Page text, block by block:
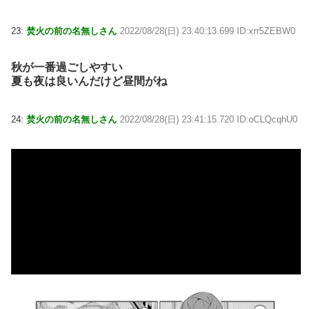
23: 焚火の前の名無しさん 2022/08/28(日) 23:40:13.699 ID:xrr5ZEBW0
秋が一番過ごしやすい
夏も夜は良いんだけど昼間がね
24: 焚火の前の名無しさん 2022/08/28(日) 23:41:15.720 ID:oCLQcqhU0